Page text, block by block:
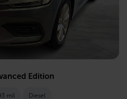
Edition
mil Diesel